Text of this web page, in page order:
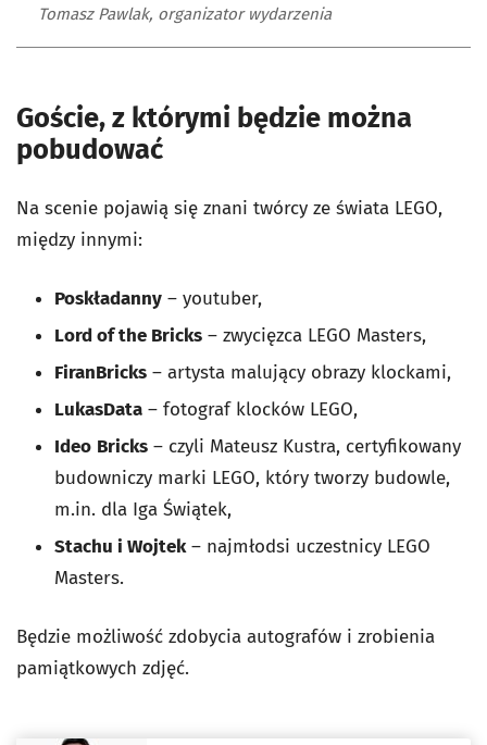
Tomasz Pawlak, organizator wydarzenia
Goście, z którymi będzie można
pobudować
Na scenie pojawią się znani twórcy ze świata LEGO,
między innymi:
Poskładanny – youtuber,
Lord of the Bricks – zwycięzca LEGO Masters,
FiranBricks – artysta malujący obrazy klockami,
LukasData – fotograf klocków LEGO,
Ideo Bricks – czyli Mateusz Kustra, certyfikowany
budowniczy marki LEGO, który tworzy budowle,
m.in. dla Iga Świątek,
Stachu i Wojtek – najmłodsi uczestnicy LEGO
Masters.
Będzie możliwość zdobycia autografów i zrobienia
pamiątkowych zdjęć.